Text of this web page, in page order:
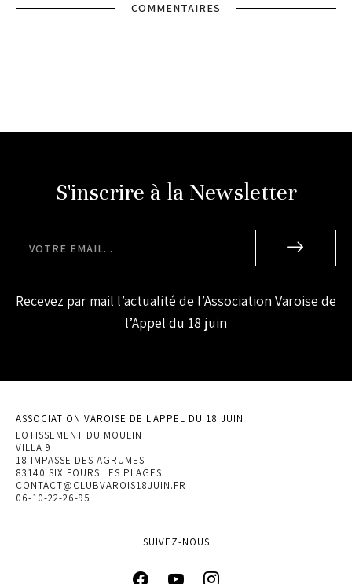
COMMENTAIRES
S'inscrire à la Newsletter
Recevez par mail l’actualité de l’Association Varoise de
l’Appel du 18 juin
ASSOCIATION VAROISE DE L'APPEL DU 18 JUIN
LOTISSEMENT DU MOULIN
VILLA 9
18 IMPASSE DES AGRUMES
83140 SIX FOURS LES PLAGES
CONTACT@CLUBVAROIS18JUIN.FR
06-10-22-26-95
SUIVEZ-NOUS